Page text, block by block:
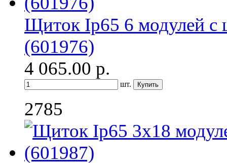
Щиток Ip65 6 модулей с
(601976)
4 065.00 р.
шт.
2785